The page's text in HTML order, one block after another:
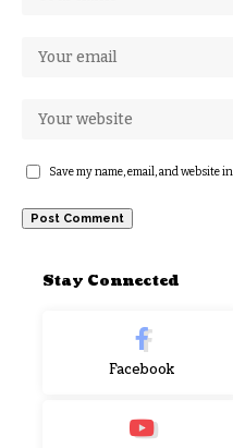
Save my name, email, and website
Stay Connected
Facebook